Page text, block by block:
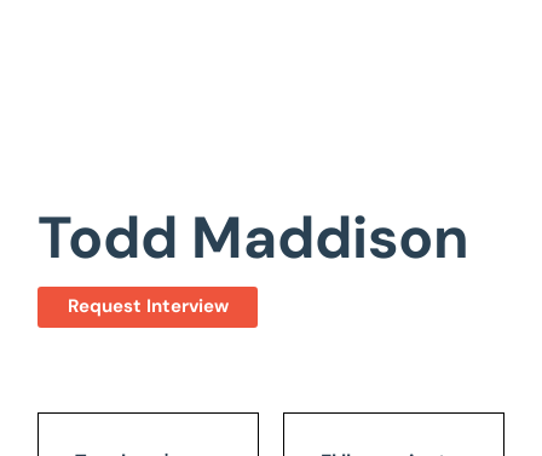
Todd Maddison
Request Interview